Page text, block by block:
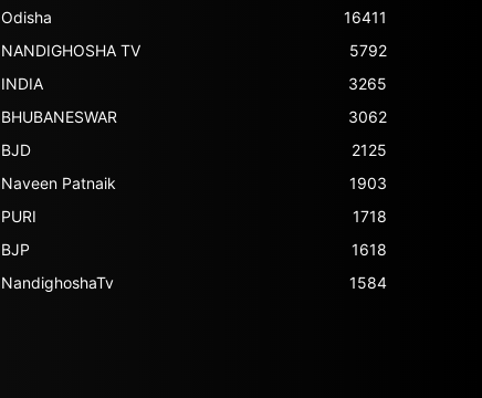
Odisha
16411
NANDIGHOSHA TV
5792
INDIA
3265
BHUBANESWAR
3062
BJD
2125
Naveen Patnaik
1903
PURI
1718
BJP
1618
NandighoshaTv
1584